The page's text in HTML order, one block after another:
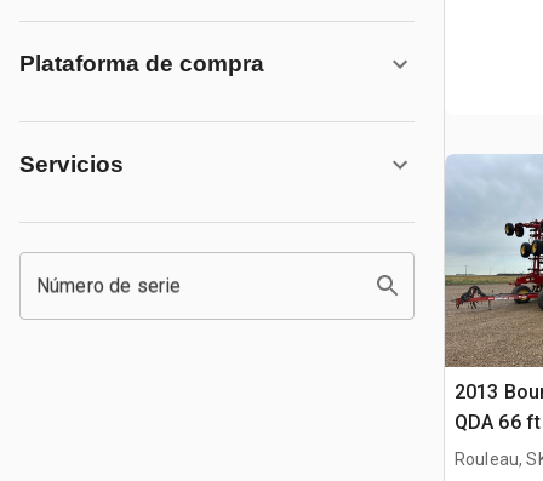
Plataforma de compra
Servicios
Número de serie
2013
QDA 66
Rouleau,